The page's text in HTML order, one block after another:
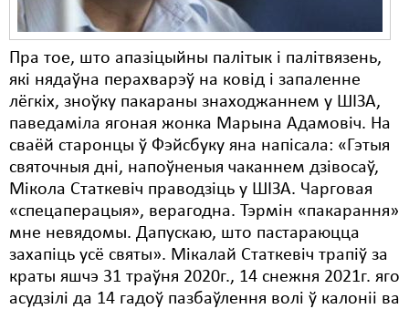
Пра тое, што апазіцыйны палітык і палітвязень,
які нядаўна перахварэў на ковід і запаленне
лёгкіх, зноўку пакараны знаходжаннем у ШІЗА,
паведаміла ягоная жонка Марына Адамовіч. На
сваёй старонцы ў Фэйсбуку яна напісала: «Гэтыя
святочныя дні, напоўненыя чаканнем дзівосаў,
Мікола Статкевіч праводзіць у ШІЗА. Чарговая
«спецаперацыя», верагодна. Тэрмін «пакарання»
мне невядомы. Дапускаю, што пастараюцца
захапіць усё святы». Мікалай Статкевіч трапіў за
краты яшчэ 31 траўня 2020г., 14 снежня 2021г. яго
асудзілі да 14 гадоў пазбаўлення волі ў калоніі ва